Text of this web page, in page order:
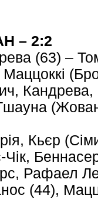
– 2:2
(63) –
Маццоккі
Кандрева,
Кьєр
Рафаел
(44),